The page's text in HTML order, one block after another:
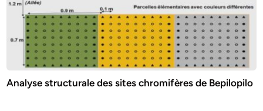
Analyse structurale des sites chromifères de Bepilopilo